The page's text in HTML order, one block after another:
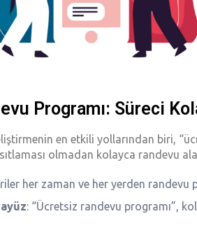
Programı: Süreci
en etkili yollarından biri,
olmadan kolayca randevu
her zaman ve her yerden randevu
: “Ücretsiz randevu programı”,